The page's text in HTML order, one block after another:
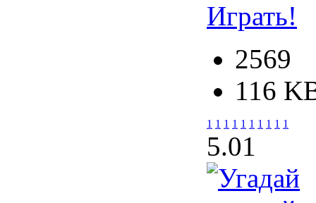
Играть!
2569
116
1 1 1 1 1 1 1 1 1 1
5.01